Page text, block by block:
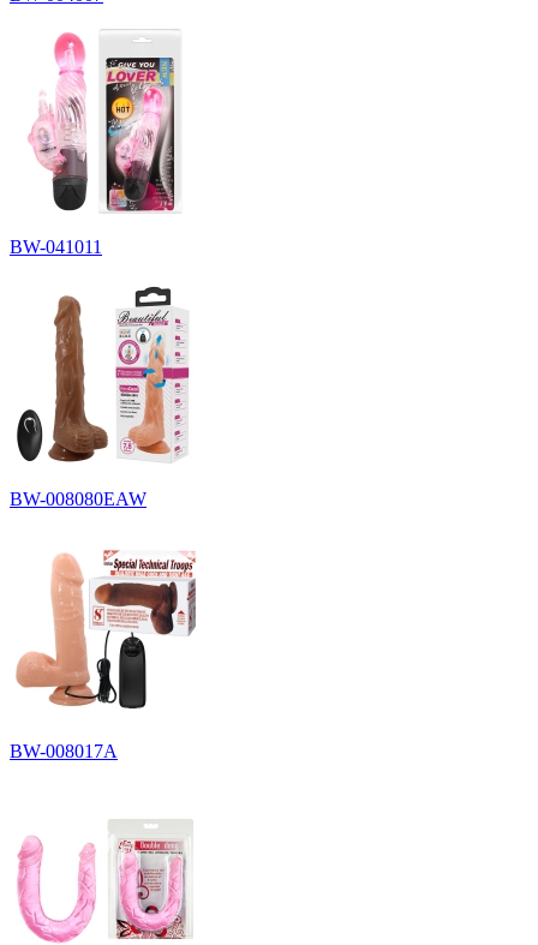
BW-041011
BW-008080EAW
BW-008017A